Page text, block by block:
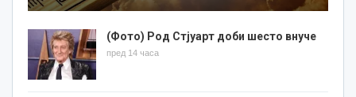
(Фото) Род Стјуарт доби шесто внуче
пред 14 часа